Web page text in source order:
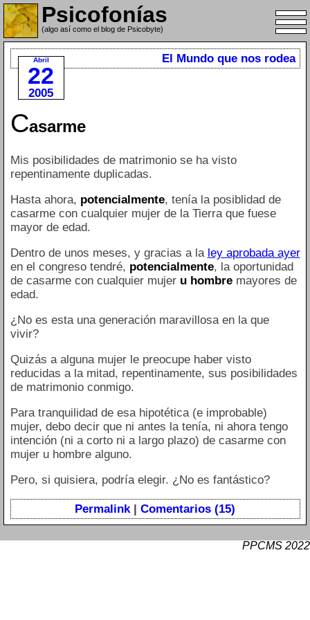
Psicofonías
(algo así como el blog de Psicobyte)
Abril
22
2005
El Mundo que nos rodea
Casarme
Mis posibilidades de matrimonio se ha visto
repentinamente duplicadas.
Hasta ahora, potencialmente, tenía la posiblidad de
casarme con cualquier mujer de la Tierra que fuese
mayor de edad.
Dentro de unos meses, y gracias a la ley aprobada ayer
en el congreso tendré, potencialmente, la oportunidad
de casarme con cualquier mujer u hombremayores de
edad.
¿No es esta una generación maravillosa en la que
vivir?
Quizás a alguna mujer le preocupe haber visto
reducidas a la mitad, repentinamente, sus posibilidades
de matrimonio conmigo.
Para tranquilidad de esa hipotética (e improbable)
mujer, debo decir que ni antes la tenía, ni ahora tengo
intención (ni a corto ni a largo plazo) de casarme con
mujer u hombre alguno.
Pero, si quisiera, podría elegir. ¿No es fantástico?
Permalink | Comentarios (15)
PPCMS 2022